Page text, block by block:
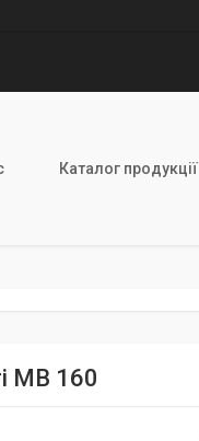
Каталог продукції
MB 160